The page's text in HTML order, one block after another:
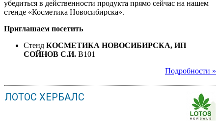
убедиться в действенности продукта прямо сейчас на нашем
стенде «Косметика Новосибирска».
Приглашаем посетить
Стенд КОСМЕТИКА НОВОСИБИРСКА, ИП
СОЙНОВ С.И. B101
Подробности »
ЛОТОС ХЕРБАЛС